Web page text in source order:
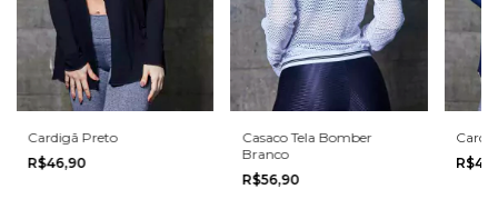
Cardigã Preto
R$46,90
Casaco Tela Bomber
Branco
R$56,90